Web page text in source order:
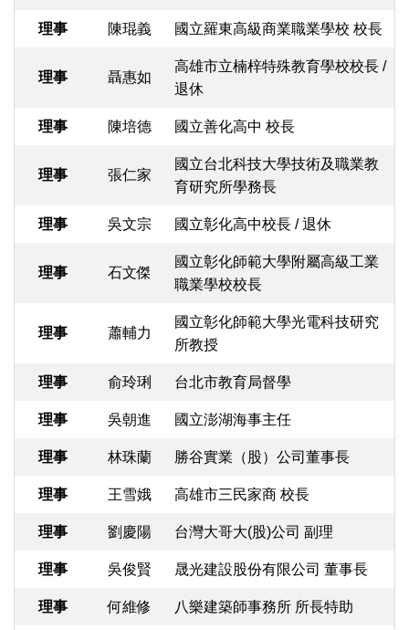
理事 陳琨義 國立羅東高級商業職業學校 校長
理事 聶惠如
高雄市立楠梓特殊教育學校校長 /
退休
理事 陳培德 國立善化高中 校長
理事 張仁家
國立台北科技大學技術及職業教
育研究所學務長
理事 吳文宗 國立彰化高中校長 / 退休
理事 石文傑
國立彰化師範大學附屬高級工業
職業學校校長
理事 蕭輔力
國立彰化師範大學光電科技研究
所教授
理事 俞玲琍 台北市教育局督學
理事 吳朝進 國立澎湖海事主任
理事 林珠蘭 勝谷實業（股）公司董事長
理事 王雪娥 高雄市三民家商 校長
理事 劉慶陽 台灣大哥大(股)公司 副理
理事 吳俊賢 晟光建設股份有限公司 董事長
理事 何維修 八樂建築師事務所 所長特助